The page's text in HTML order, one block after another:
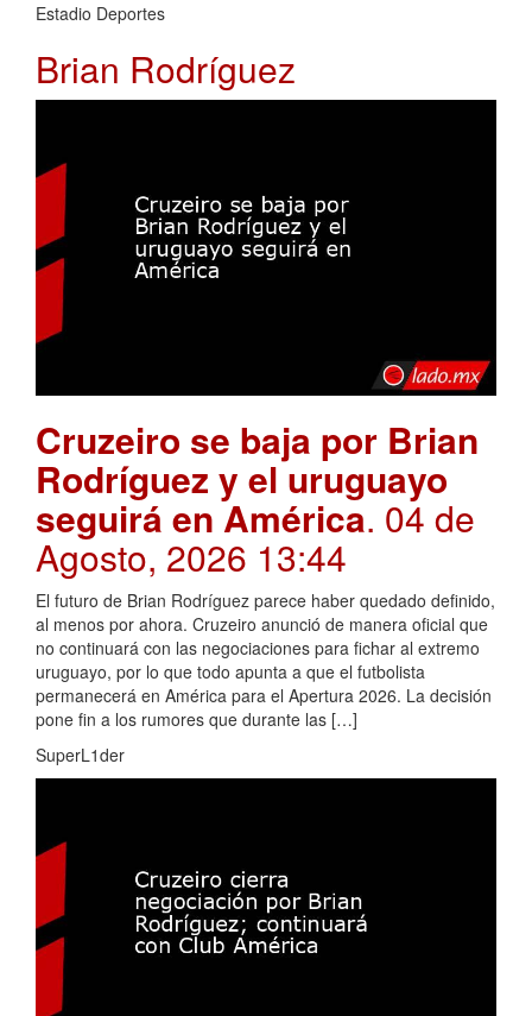
Estadio Deportes
Brian Rodríguez
Cruzeiro se baja por Brian
Rodríguez y el uruguayo
seguirá en América. 04 de
Agosto, 2026 13:44
El futuro de Brian Rodríguez parece haber quedado definido,
al menos por ahora. Cruzeiro anunció de manera oficial que
no continuará con las negociaciones para fichar al extremo
uruguayo, por lo que todo apunta a que el futbolista
permanecerá en América para el Apertura 2026. La decisión
pone fin a los rumores que durante las […]
SuperL1der